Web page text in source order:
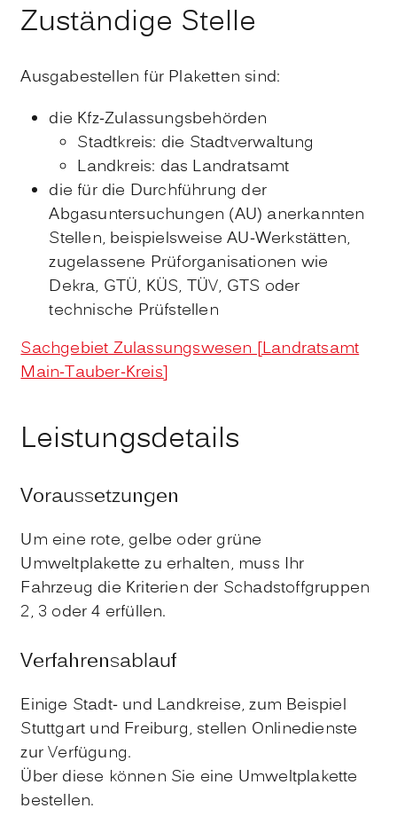
Zuständige Stelle
Ausgabestellen für Plaketten sind:
die Kfz-Zulassungsbehörden
Stadtkreis: die Stadtverwaltung
Landkreis: das Landratsamt
die für die Durchführung der
Abgasuntersuchungen (AU) anerkannten
Stellen, beispielsweise AU-Werkstätten,
zugelassene Prüforganisationen wie
Dekra, GTÜ, KÜS, TÜV, GTS oder
technische Prüfstellen
Sachgebiet Zulassungswesen [Landratsamt
Main-Tauber-Kreis]
Leistungsdetails
Voraussetzungen
Um eine rote, gelbe oder grüne
Umweltplakette zu erhalten, muss Ihr
Fahrzeug die Kriterien der Schadstoffgruppen
2, 3 oder 4 erfüllen.
Verfahrensablauf
Einige Stadt- und Landkreise, zum Beispiel
Stuttgart und Freiburg, stellen Onlinedienste
zur Verfügung.
Über diese können Sie eine Umweltplakette
bestellen.